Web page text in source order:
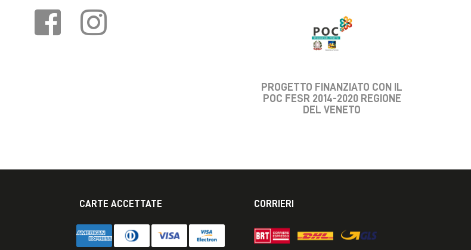
PROGETTO FINANZIATO CON IL
POC FESR 2014-2020 REGIONE
DEL VENETO
CARTE ACCETTATE CORRIERI